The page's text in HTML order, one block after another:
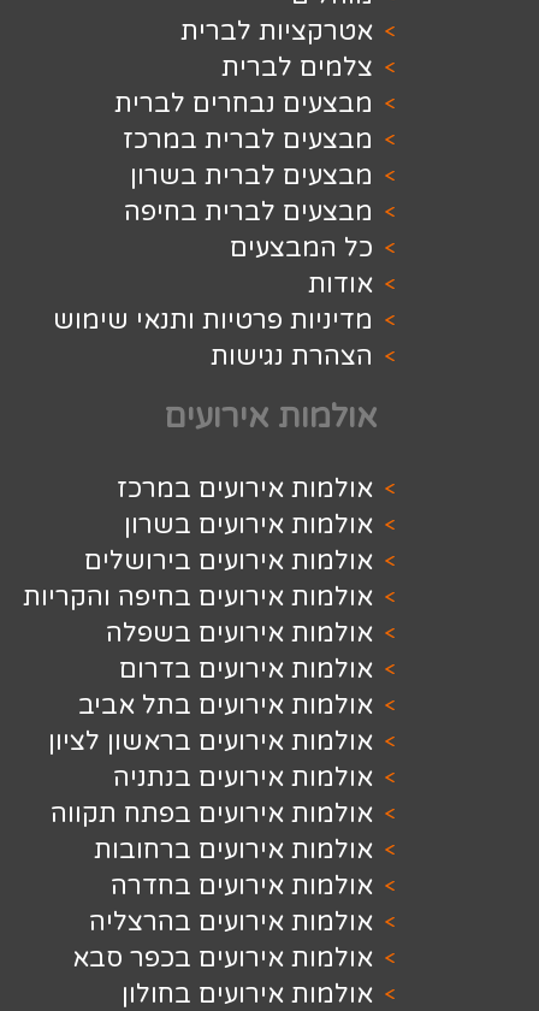
נבחרים לברית
לברית במרכז
לברית בשרון
לברית בחיפה
פרטיות ותנאי שימוש
אירועים במרכז
אירועים בשרון
אירועים בירושלים
אירועים בחיפה והקריות
אירועים בשפלה
אירועים בדרום
אירועים בתל אביב
אירועים בראשון לציון
אירועים בנתניה
אירועים בפתח תקווה
אירועים ברחובות
אירועים בחדרה
אירועים בהרצליה
אירועים בכפר סבא
אירועים בחולון